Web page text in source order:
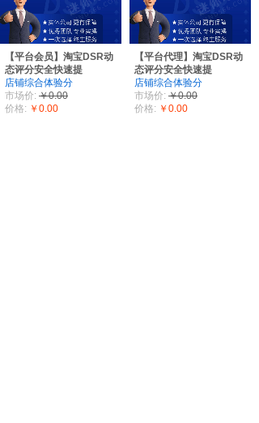
【平台会员】淘宝DSR动
态评分安全快速提
店铺综合体验分
市场价: ￥0.00
价格: ￥0.00
【平台代理】淘宝DSR动
态评分安全快速提
店铺综合体验分
市场价: ￥0.00
价格: ￥0.00